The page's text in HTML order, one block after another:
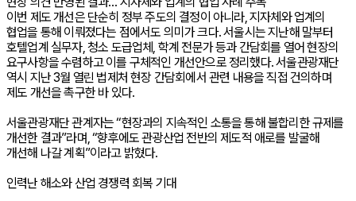
이번 제도 개선은 단순히 정부 주도의 결정이 아니라, 지자체와 업계의
협업을 통해 이뤄졌다는 점에서도 의미가 크다. 서울시는 지난해 말부터
호텔업계 실무자, 청소 도급업체, 학계 전문가 등과 간담회를 열어 현장의
요구사항을 수렴하고 이를 구체적인 개선안으로 정리했다. 서울관광재단
역시 지난 3월 열린 법제처 현장 간담회에서 관련 내용을 직접 건의하며
제도 개선을 촉구한 바 있다.
서울관광재단 관계자는 “현장과의 지속적인 소통을 통해 불합리한 규제를
개선한 결과”라며, “향후에도 관광산업 전반의 제도적 애로를 발굴해
개선해 나갈 계획”이라고 밝혔다.
인력난 해소와 산업 경쟁력 회복 기대